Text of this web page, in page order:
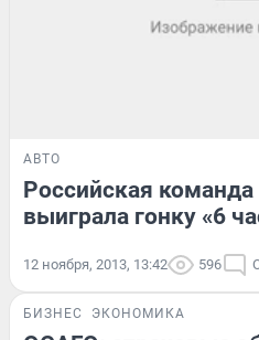
АВТО
Российская команда
выиграла гонку «6
12 ноября, 2013, 13:42 596
БИЗНЕС ЭКОНОМИКА